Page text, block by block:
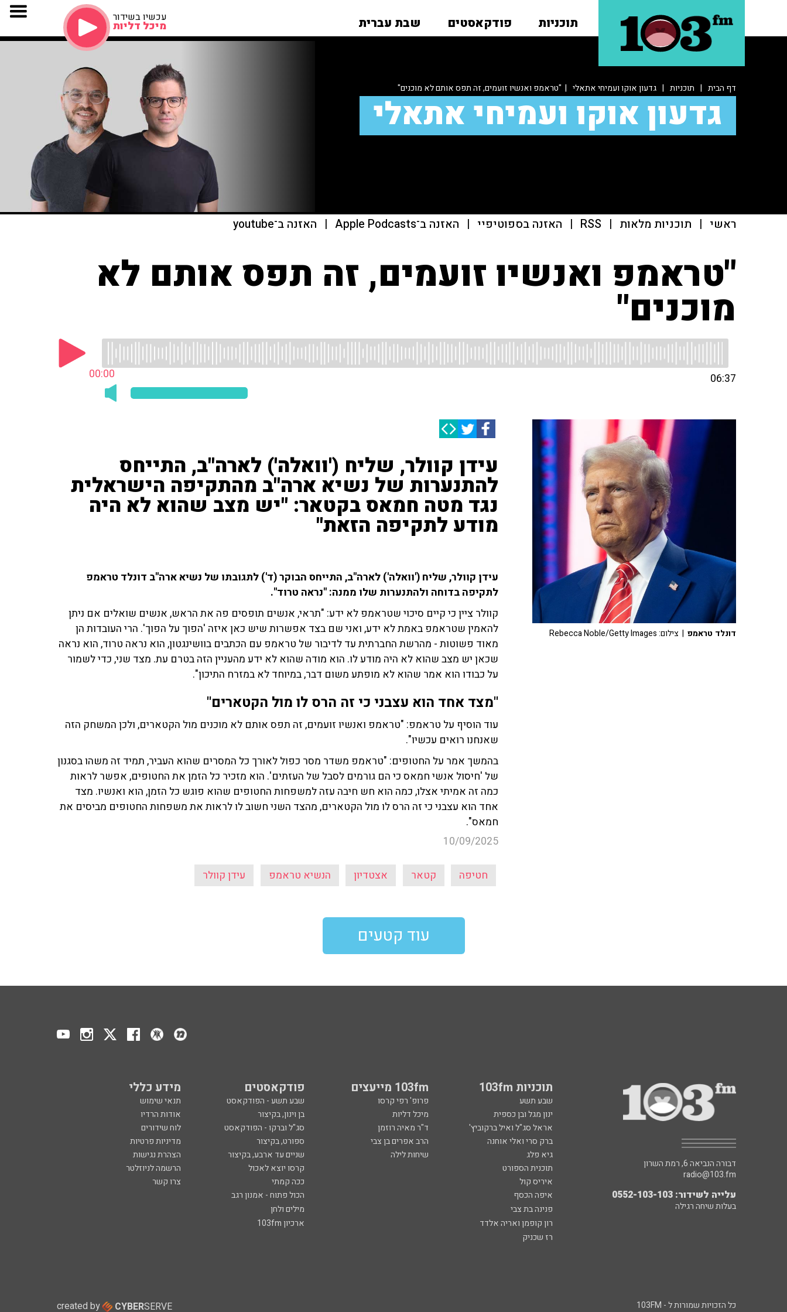
תוכניות פודקאסטים שבת עברית עכשיו בשידור
מיכל דליות
דף הבית | תוכניות | גדעון אוקו ועמיחי אתאלי | "טראמפ ואנשיו זועמים, זה תפס אותם לא מוכנים"
גדעון אוקו ועמיחי אתאלי
ראשי | תוכניות מלאות |
RSS
| האזנה בספוטיפיי | האזנה ב־Apple Podcasts | האזנה ב־youtube
"טראמפ ואנשיו זועמים, זה תפס אותם לא
מוכנים"
00:00 06:37
עידן קוולר, שליח ('וואלה') לארה"ב, התייחס
להתנערות של נשיא ארה"ב מהתקיפה הישראלית
נגד מטה חמאס בקטאר: "יש מצב שהוא לא היה
מודע לתקיפה הזאת"
עידן קוולר, שליח ('וואלה') לארה"ב, התייחס הבוקר (ד') לתגובתו של נשיא ארה"ב דונלד טראמפ
לתקיפה בדוחה ולהתנערות שלו ממנה: "נראה טרוד".
קוולר ציין כי קיים סיכוי שטראמפ לא ידע: "תראי, אנשים תופסים פה את הראש, אנשים שואלים אם ניתן
להאמין שטראמפ באמת לא ידע, ואני שם בצד אפשרות שיש כאן איזה 'הפוך על הפוך'. הרי העובדות הן
מאוד פשוטות - מהרשת החברתית עד לדיבור של טראמפ עם הכתבים בוושינגטון, הוא נראה טרוד, הוא נראה
שכאן יש מצב שהוא לא היה מודע לו. הוא מודה שהוא לא ידע מהעניין הזה בטרם עת. מצד שני, כדי לשמור
על כבודו הוא אמר שהוא לא מופתע משום דבר, במיוחד לא במזרח התיכון".
"מצד אחד הוא עצבני כי זה הרס לו מול הקטארים"
עוד הוסיף על טראמפ: "טראמפ ואנשיו זועמים, זה תפס אותם לא מוכנים מול הקטארים, ולכן המשחק הזה
שאנחנו רואים עכשיו".
בהמשך אמר על החטופים: "טראמפ משדר מסר כפול לאורך כל המסרים שהוא העביר, תמיד זה משהו בסגנון
של 'חיסול אנשי חמאס כי הם גורמים לסבל של העזתים'. הוא מזכיר כל הזמן את החטופים, אפשר לראות
כמה זה אמיתי אצלו, כמה הוא חש חיבה עזה למשפחות החטופים שהוא פוגש כל הזמן, הוא ואנשיו. מצד
אחד הוא עצבני כי זה הרס לו מול הקטארים, מהצד השני חשוב לו לראות את משפחות החטופים מביסים את
חמאס".
10/09/2025
חטיפה קטאר אצטדיון הנשיא טראמפ עידן קוולר
דונלד טראמפ | צילום: Rebecca Noble/Getty Images
עוד קטעים
תוכניות 103fm 103fm מייעצים פודקאסטים מידע כללי
שבע תשע פרופ' רפי קרסו שבע תשע - הפודקאסט
תנאי שימוש
ינון מגל ובן כספית
מיכל דליות בן וינון, בקיצור
אודות הרדיו
אראל סג"ל ואיל ברקוביץ'
ד"ר מאיה רוזמן סג"ל וברקו - הפודקאסט
לוח שידורים
ברק סרי ואלי אוחנה
הרב אפרים בן צבי ספורט, בקיצור
מדיניות פרטיות
גיא פלג
שיחות לילה שניים עד ארבע, בקיצור
הצהרת נגישות
תוכנית הספורט
קרסו יוצא לאכול
הרשמה לניוזלטר
איריס קול
ככה קמתי
צרו קשר
איפה הכסף
הכול פתוח - אמנון רגב
פנינה בת צבי
מילים ולחן
רון קופמן ואריה אלדד
ארכיון 103fm
רז שכניק
דבורה הנביאה 6, רמת השרון
radio@103.fm
עלייה לשידור: 0552-103-103
בעלות שיחה רגילה
כל הזכויות שמורות ל - 103FM created by CYBERSERVE